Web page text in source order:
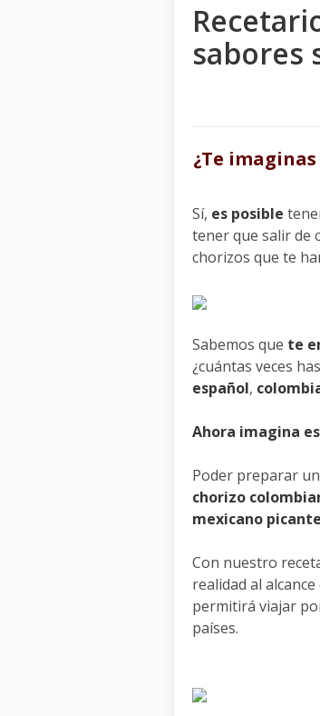
sabores
¿Te
Sí, es posible
tener que salir de
chorizos que te
Sabemos que te
¿cuántas veces
español,
Ahora imagina
Poder preparar un
chorizo
mexicano picante
Con nuestro
realidad al
permitirá viajar
países.